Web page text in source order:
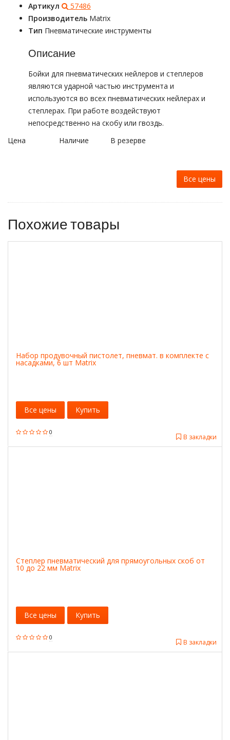
Артикул
57486
Производитель Matrix
Тип Пневматические инструменты
Описание
Бойки для пневматических нейлеров и степлеров
являются ударной частью инструмента и
используются во всех пневматических нейлерах и
степлерах. При работе воздействуют
непосредственно на скобу или гвоздь.
Цена
Наличие В резерве
Все цены
Похожие товары
Набор продувочный пистолет, пневмат. в комплекте с
насадками, 6 шт Matrix
0
В закладки
Все цены Купить
Степлер пневматический для прямоугольных скоб от
10 до 22 мм Matrix
0
В закладки
Все цены Купить